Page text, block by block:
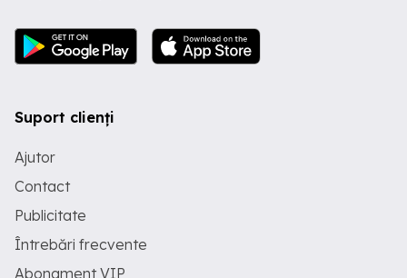
Suport clienți
Ajutor
Contact
Publicitate
Întrebări frecvente
Abonament VIP